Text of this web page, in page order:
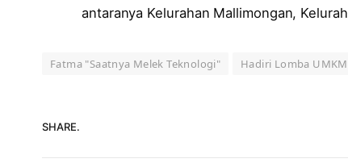
antaranya Kelurahan Mallimongan,
Fatma "Saatnya Melek Teknologi" Hadiri Lomba
SHARE.